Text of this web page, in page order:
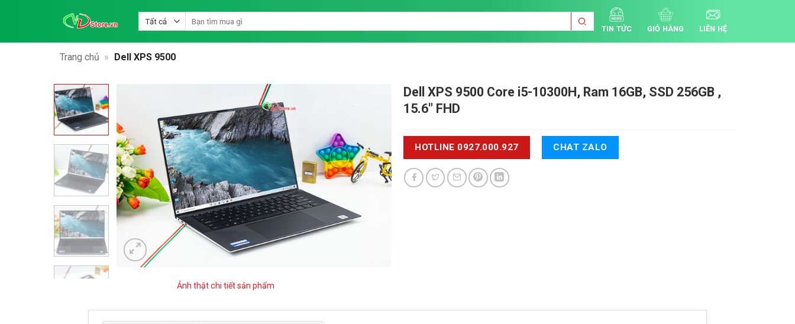
kiếm:
TIN TỨC GIỎ HÀNG LIÊN HỆ
Trang chủ » Dell XPS 9500
Ảnh thật chi tiết sản phẩm
Dell XPS 9500 Core i5-10300H, Ram 16GB, SSD 256GB ,
15.6" FHD
HOTLINE 0927.000.927 CHAT ZALO